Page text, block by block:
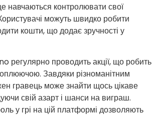
навчаються контролювати свої
можуть швидко робити
кошти, що додає зручності у
регулярно проводить акції, що робить
Завдяки різноманітним
гравець може знайти щось цікаве
свій азарт і шанси на виграш.
у грі на цій платформі дозволяють